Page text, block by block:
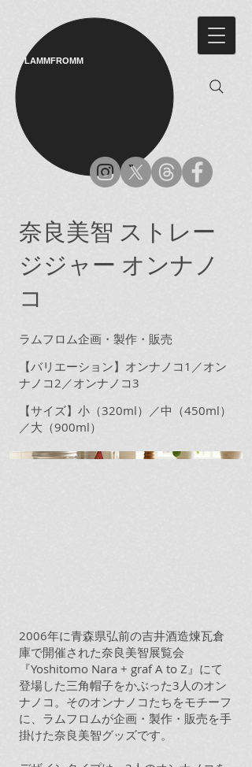
LAMMFROMM​
奈良美智 ストレー
ジジャー オンナノ
コ
ラムフロム企画・製作・販売
【バリエーション】オンナノコ1／オン
ナノコ2／オンナノコ3
【サイズ】小（320ml）／中（450ml）
／大（900ml）
2006年に青森県弘前の吉井酒造煉瓦倉
庫で開催された奈良美智展覧会
『Yoshitomo Nara + graf A to Z』にて
登場した三角帽子をかぶった3人のオン
ナノコ。そのオンナノコたちをモチーフ
に、ラムフロムが企画・製作・販売を手
掛けた奈良美智グッズです。